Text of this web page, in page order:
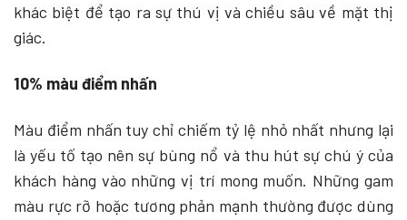
khác biệt để tạo ra sự thú vị và chiều sâu về mặt thị
giác.
10% màu điểm nhấn
Màu điểm nhấn tuy chỉ chiếm tỷ lệ nhỏ nhất nhưng lại
là yếu tố tạo nên sự bùng nổ và thu hút sự chú ý của
khách hàng vào những vị trí mong muốn. Những gam
màu rực rỡ hoặc tương phản mạnh thường được dùng